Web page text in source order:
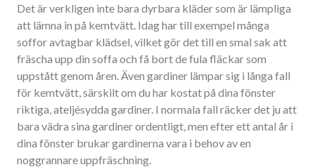
Det är verkligen inte bara dyrbara kläder som är lämpliga
att lämna in på kemtvätt. Idag har till exempel många
soffor avtagbar klädsel, vilket gör det till en smal sak att
fräscha upp din soffa och få bort de fula fläckar som
uppstått genom åren. Även gardiner lämpar sig i långa fall
för kemtvätt, särskilt om du har kostat på dina fönster
riktiga, ateljésydda gardiner. I normala fall räcker det ju att
bara vädra sina gardiner ordentligt, men efter ett antal år i
dina fönster brukar gardinerna vara i behov av en
noggrannare uppfräschning.